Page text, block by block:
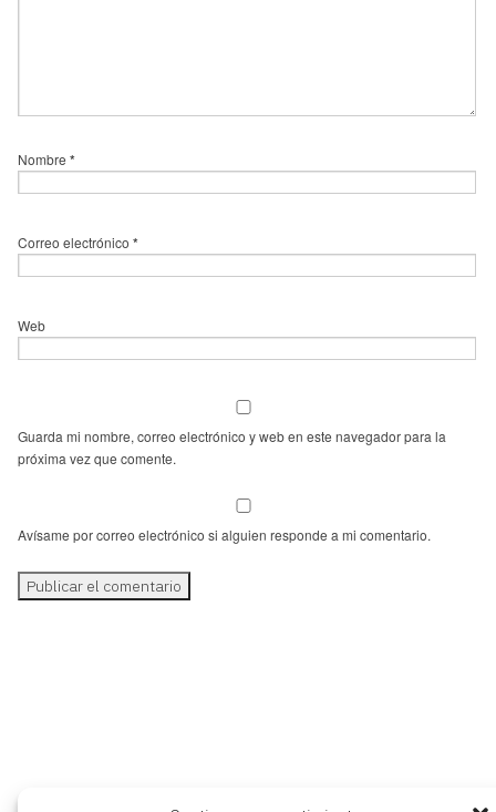
Nombre *
Correo electrónico *
Web
Guarda mi nombre, correo electrónico y web en este navegador para la
próxima vez que comente.
Avísame por correo electrónico si alguien responde a mi comentario.